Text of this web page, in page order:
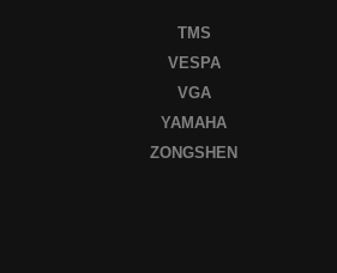
TMS
VESPA
VGA
YAMAHA
ZONGSHEN